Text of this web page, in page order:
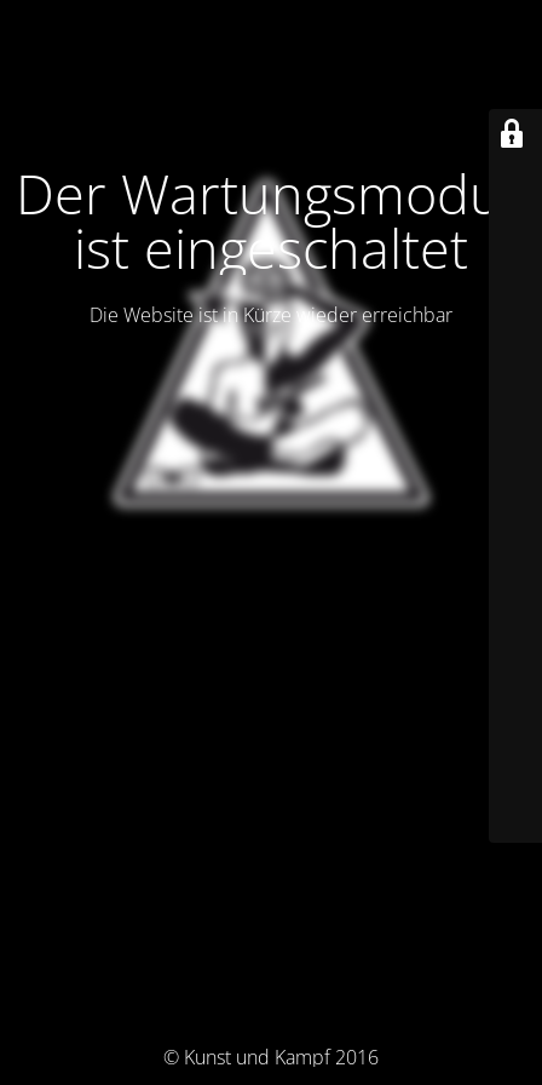
Der Wartungsmodus
ist eingeschaltet
Die Website ist in Kürze wieder erreichbar
© Kunst und Kampf 2016